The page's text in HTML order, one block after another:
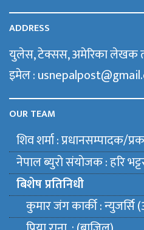
ADDRESS
युलेस, टेक्सस, अमेरिका लेखक
इमेल :
OUR TEAM
शिव शर्मा : प्रधानसम्पादक/
नेपाल ब्युराे संयाेजक : हरि
बिशेष प्रतिनिधी
कुमार जंग कार्की : न्युजर्सि